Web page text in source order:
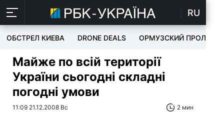
RU
ОБСТРЕЛ КИЕВА DRONE DEALS ОРМУЗСКИЙ ПРОЛИВ
Майже по всій території
України сьогодні складні
погодні умови
11:09 21.12.2008 Вс 2 мин